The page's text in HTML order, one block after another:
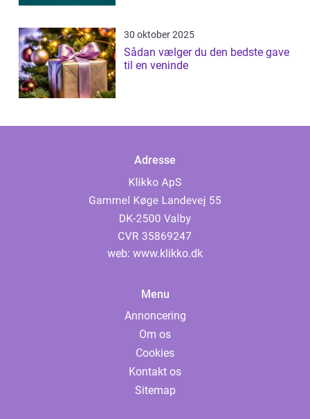
30 oktober 2025
Sådan vælger du den bedste gave
til en veninde
Adresse
web: www.klikko.dk
Menu
Annoncering
Om os
Cookies
Kontakt os
Sitemap